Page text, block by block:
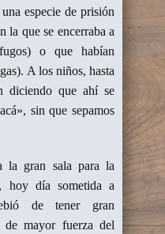
especie de prisión
la que se encerraba a
o que habían
A los niños, hasta
diciendo que ahí se
sin que sepamos
la gran sala para la
hoy día sometida a
de tener gran
de mayor fuerza del